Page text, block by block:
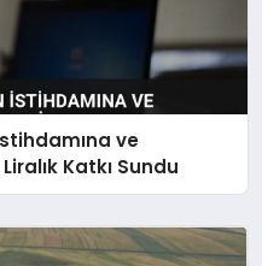
ve
Katkı Sundu